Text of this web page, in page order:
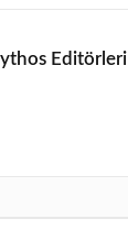
Editörleri